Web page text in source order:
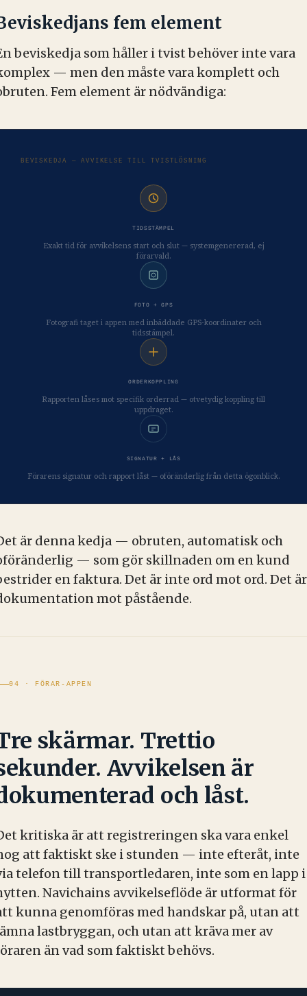
fem element
beviskedja som håller i tvist behöver inte vara
— men den måste vara komplett och
Fem element är nödvändiga:
BEVISKEDJA — AVVIKELSE TILL TVISTLÖSNING
TIDSSTÄMPEL
Exakt tid för avvikelsens start och slut — systemgenererad, ej
förarvald.
FOTO + GPS
Fotografi taget i appen med inbäddade GPS-koordinater och
tidsstämpel.
ORDERKOPPLING
Rapporten låses mot specifik orderrad — otvetydig koppling till
uppdraget.
SIGNATUR + LÅS
Förarens signatur och rapport låst — oföränderlig från detta ögonblick.
är denna kedja — obruten, automatisk och
— som gör skillnaden om en kund
en faktura. Det är inte ord mot ord. Det är
mot påstående.
04 · FÖRAR-APPEN
skärmar. Trettio
Avvikelsen är
och låst.
kritiska är att registreringen ska vara enkel
att faktiskt ske i stunden — inte efteråt, inte
telefon till transportledaren, inte som en lapp i
Navichains avvikelseflöde är utformat för
kunna genomföras med handskar på, utan att
lastbryggan, och utan att kräva mer av
än vad som faktiskt behövs.